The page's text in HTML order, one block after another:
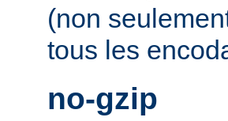
(non
tous les
no-gzip